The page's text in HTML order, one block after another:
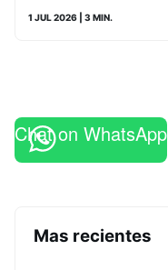
1 JUL 2026 | 3 MIN.
Chat on WhatsApp
Mas recientes